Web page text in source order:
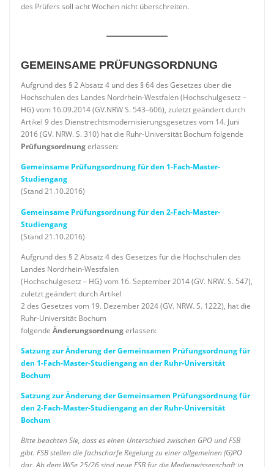
des Prüfers soll acht Wochen nicht überschreiten.
GEMEINSAME PRÜFUNGSORDNUNG
Aufgrund des § 2 Absatz 4 und des § 64 des Gesetzes über die
Hochschulen des Landes Nordrhein-Westfalen (Hochschulgesetz –
HG) vom 16.09.2014 (GV.NRW S. 543–606), zuletzt geändert durch
Artikel 9 des Dienstrechtsmodernisierungsgesetzes vom 14. Juni
2016 (GV. NRW. S. 310) hat die Ruhr-Universität Bochum folgende
Prüfungsordnungerlassen:
Gemeinsame Prüfungsordnung für den 1-Fach-Master-
Studiengang
(Stand 21.10.2016)
Gemeinsame Prüfungsordnung für den 2-Fach-Master-
Studiengang
(Stand 21.10.2016)
Aufgrund des § 2 Absatz 4 des Gesetzes für die Hochschulen des
Landes Nordrhein-Westfalen
(Hochschulgesetz – HG) vom 16. September 2014 (GV. NRW. S. 547),
zuletzt geändert durch Artikel
2 des Gesetzes vom 19. Dezember 2024 (GV. NRW. S. 1222), hat die
Ruhr-Universität Bochum
folgendeÄnderungsordnungerlassen:
Satzung zur Änderung der Gemeinsamen Prüfungsordnung für
den 1-Fach-Master-Studiengang an der Ruhr-Universität
Bochum
Satzung zur Änderung der Gemeinsamen Prüfungsordnung für
den 2-Fach-Master-Studiengang an der Ruhr-Universität
Bochum
Bitte beachten Sie, dass es einen Unterschied zwischen GPO und FSB
gibt. FSB stellen die fachscharfe Regelung zu einer allgemeinen (G)PO
dar. Ab dem WiSe 25/26 sind neue FSB für die Medienwissenschaft in